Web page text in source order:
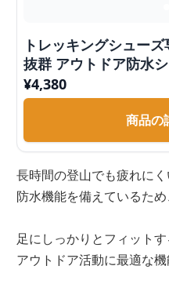
トレッキングシュー
抜群 アウトドア防水
¥4,380
商品の
長時間の登山でも疲れに
防水機能を備えているた
足にしっかりとフィット
アウトドア活動に最適な